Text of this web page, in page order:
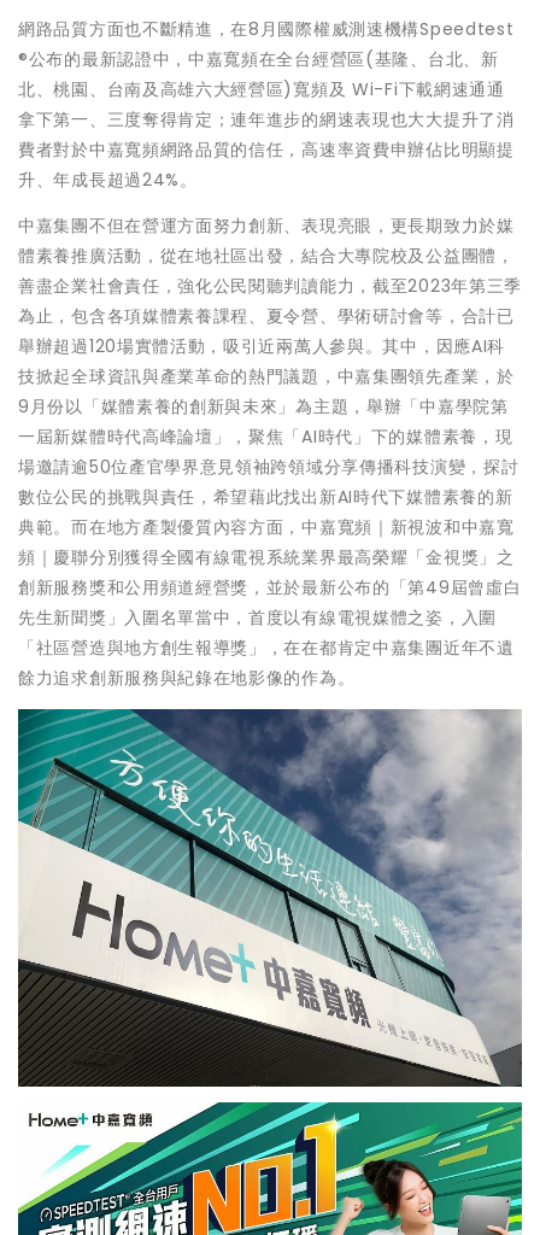
網路品質方面也不斷精進，在8月國際權威測速機構Speedtest
®公布的最新認證中，中嘉寬頻在全台經營區(基隆、台北、新
北、桃園、台南及高雄六大經營區)寬頻及 Wi-Fi下載網速通通
拿下第一、三度奪得肯定；連年進步的網速表現也大大提升了消
費者對於中嘉寬頻網路品質的信任，高速率資費申辦佔比明顯提
升、年成長超過24%。
中嘉集團不但在營運方面努力創新、表現亮眼，更長期致力於媒
體素養推廣活動，從在地社區出發，結合大專院校及公益團體，
善盡企業社會責任，強化公民閱聽判讀能力，截至2023年第三季
為止，包含各項媒體素養課程、夏令營、學術研討會等，合計已
舉辦超過120場實體活動，吸引近兩萬人參與。其中，因應AI科
技掀起全球資訊與產業革命的熱門議題，中嘉集團領先產業，於
9月份以「媒體素養的創新與未來」為主題，舉辦「中嘉學院第
一屆新媒體時代高峰論壇」，聚焦「AI時代」下的媒體素養，現
場邀請逾50位產官學界意見領袖跨領域分享傳播科技演變，探討
數位公民的挑戰與責任，希望藉此找出新AI時代下媒體素養的新
典範。而在地方產製優質內容方面，中嘉寬頻｜新視波和中嘉寬
頻｜慶聯分別獲得全國有線電視系統業界最高榮耀「金視獎」之
創新服務獎和公用頻道經營獎，並於最新公布的「第49屆曾虛白
先生新聞獎」入圍名單當中，首度以有線電視媒體之姿，入圍
「社區營造與地方創生報導獎」，在在都肯定中嘉集團近年不遺
餘力追求創新服務與紀錄在地影像的作為。